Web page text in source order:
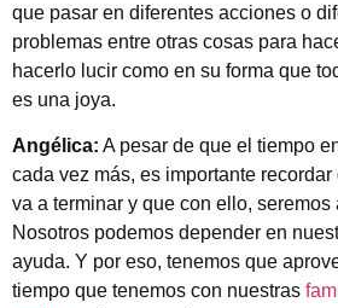
que pasar en diferentes acciones o
problemas entre otras cosas para
hacerlo lucir como en su forma que
es una joya.
Angélica: A pesar de que el tiempo
cada vez más, es importante
va a terminar y que con ello, seremos
Nosotros podemos depender en
ayuda. Y por eso, tenemos que
tiempo que tenemos con nuestras